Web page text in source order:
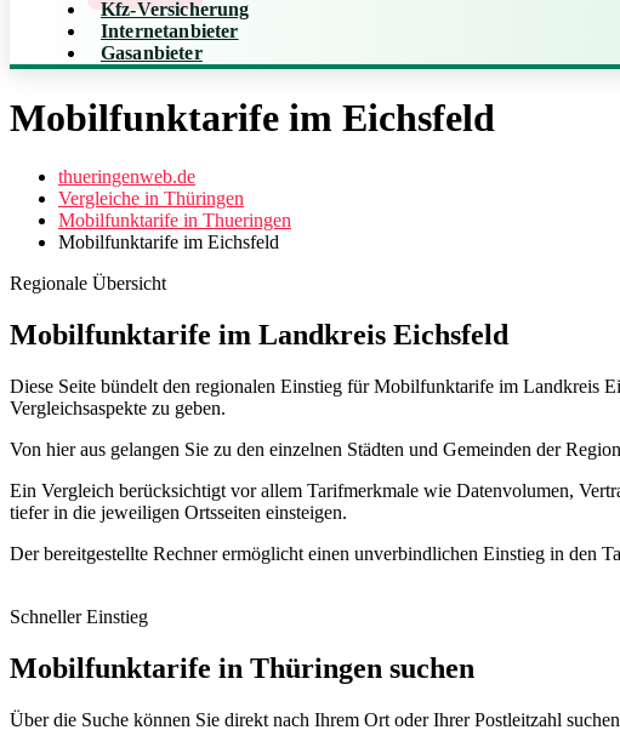
Kfz-Versicherung
Internetanbieter
Gasanbieter
Mobilfunktarife im Eichsfeld
thueringenweb.de
Vergleiche in Thüringen
Mobilfunktarife in Thueringen
Mobilfunktarife im Eichsfeld
Regionale Übersicht
Mobilfunktarife im Landkreis Eichsfeld
Diese Seite bündelt den regionalen Einstieg für Mobilfunktarife im Landkreis
Vergleichsaspekte zu geben.
Von hier aus gelangen Sie zu den einzelnen Städten und Gemeinden der
Ein Vergleich berücksichtigt vor allem Tarifmerkmale wie Datenvolumen,
tiefer in die jeweiligen Ortsseiten einsteigen.
Der bereitgestellte Rechner ermöglicht einen unverbindlichen Einstieg in den
Schneller Einstieg
Mobilfunktarife in Thüringen suchen
Über die Suche können Sie direkt nach Ihrem Ort oder Ihrer Postleitzahl